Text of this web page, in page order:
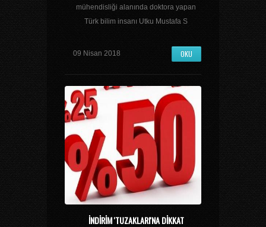
mühendisliği alanında doktora yapan
Türk bilim insanı Utku Mustafa S
09 Nisan 2018 OKU
İNDIRIM 'TUZAKLARI'NA DIKKAT